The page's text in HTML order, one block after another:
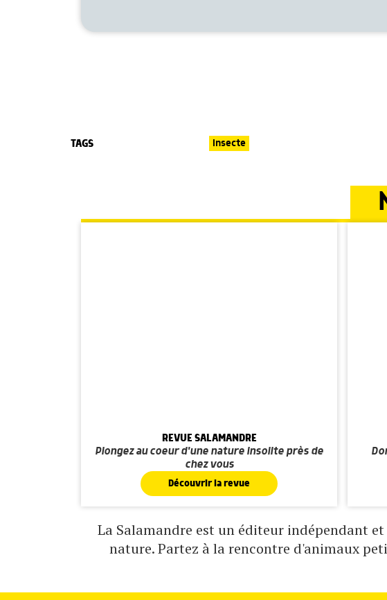
TAGS Insecte
REVUE SALAMANDRE
Plongez au coeur d'une nature insolite près de
chez vous
Découvrir la revue
La Salamandre est un éditeur indépendant
nature. Partez à la rencontre d'animaux